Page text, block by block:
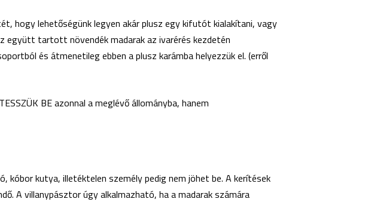
hogy lehetőségünk legyen akár plusz egy kifutót kialakítani, vagy
tartott növendék madarak az ivarérés kezdetén
és átmenetileg ebben a plusz karámba helyezzük el. (erről
BE azonnal a meglévő állományba, hanem
kóbor kutya, illetéktelen személy pedig nem jöhet be. A kerítések
A villanypásztor úgy alkalmazható, ha a madarak számára